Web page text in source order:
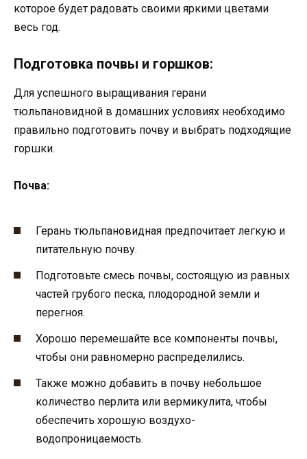
которое будет радовать своими яркими цветами
весь год.
Подготовка почвы и горшков:
Для успешного выращивания герани
тюльпановидной в домашних условиях необходимо
правильно подготовить почву и выбрать подходящие
горшки.
Почва:
Герань тюльпановидная предпочитает легкую и
питательную почву.
Подготовьте смесь почвы, состоящую из равных
частей грубого песка, плодородной земли и
перегноя.
Хорошо перемешайте все компоненты почвы,
чтобы они равномерно распределились.
Также можно добавить в почву небольшое
количество перлита или вермикулита, чтобы
обеспечить хорошую воздухо-
водопроницаемость.